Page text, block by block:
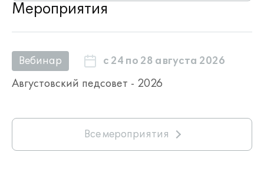
Мероприятия
Вебинар с 24 по 28 августа 2026
Августовский педсовет - 2026
Все мероприятия